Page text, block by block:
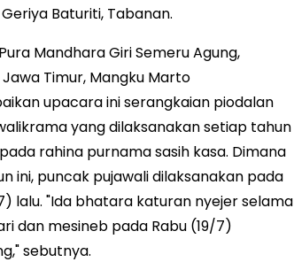
Baturiti, Tabanan.
Mandhara Giri Semeru Agung,
Jawa Timur, Mangku Marto
upacara ini serangkaian piodalan
yang dilaksanakan setiap tahun
rahina purnama sasih kasa. Dimana
ini, puncak pujawali dilaksanakan pada
lalu. "Ida bhatara katuran nyejer selama
dan mesineb pada Rabu (19/7)
sebutnya.